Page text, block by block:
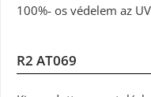
100%- os védelem az
R2 AT069